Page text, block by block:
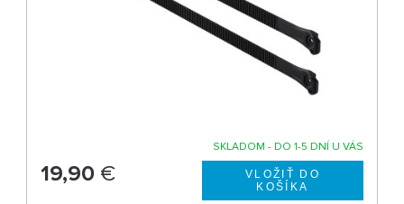
SKLADOM - DO 1-5 DNÍ U VÁS
19,90 €